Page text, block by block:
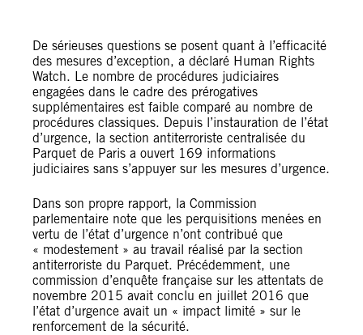
De sérieuses questions se posent quant à l’efficacité
des mesures d’exception, a déclaré Human Rights
Watch. Le nombre de procédures judiciaires
engagées dans le cadre des prérogatives
supplémentaires est faible comparé au nombre de
procédures classiques. Depuis l’instauration de l’état
d’urgence, la section antiterroriste centralisée du
Parquet de Paris a ouvert 169 informations
judiciaires sans s’appuyer sur les mesures d’urgence.
Dans son propre rapport, la Commission
parlementaire note que les perquisitions menées en
vertu de l’état d’urgence n’ont contribué que
« modestement » au travail réalisé par la section
antiterroriste du Parquet. Précédemment, une
commission d’enquête française sur les attentats de
novembre 2015 avait conclu en juillet 2016 que
l’état d’urgence avait un « impact limité » sur le
renforcement de la sécurité.